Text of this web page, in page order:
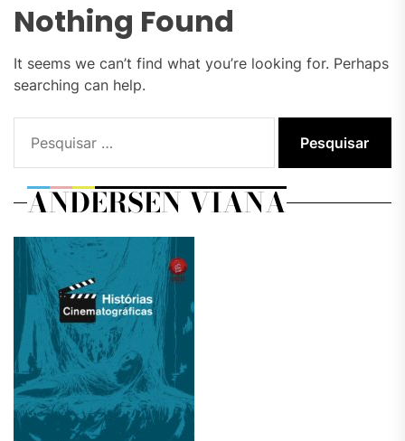
Nothing Found
It seems we can’t find what you’re looking for. Perhaps
searching can help.
por:
ANDERSEN VIANA